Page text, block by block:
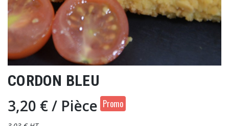
CORDON BLEU
3,20 €/ Pièce Promo